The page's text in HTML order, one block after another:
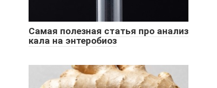
Самая полезная статья про анализ
кала на энтеробиоз